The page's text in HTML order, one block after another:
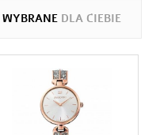
WYBRANE DLA CIEBIE